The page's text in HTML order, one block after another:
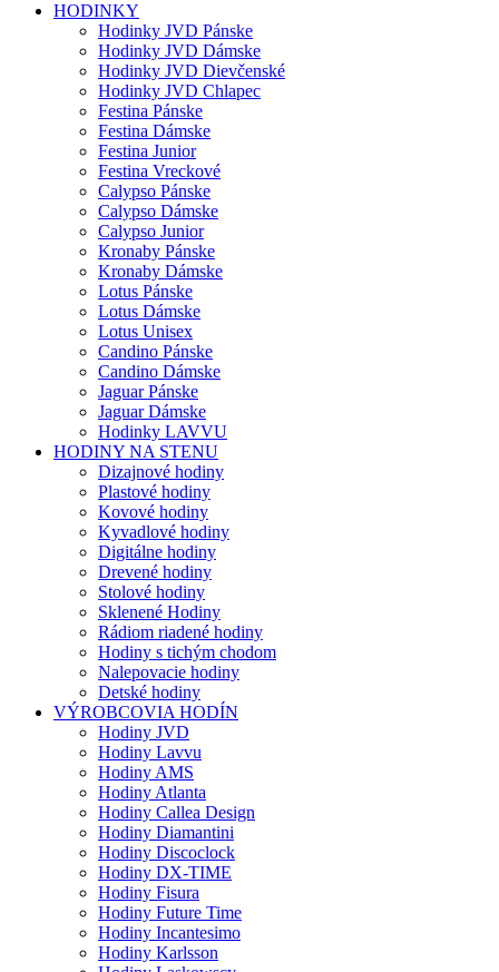
HODINKY
Hodinky JVD Pánske
Hodinky JVD Dámske
Hodinky JVD Dievčenské
Hodinky JVD Chlapec
Festina Pánske
Festina Dámske
Festina Junior
Festina Vreckové
Calypso Pánske
Calypso Dámske
Calypso Junior
Kronaby Pánske
Kronaby Dámske
Lotus Pánske
Lotus Dámske
Lotus Unisex
Candino Pánske
Candino Dámske
Jaguar Pánske
Jaguar Dámske
Hodinky LAVVU
HODINY NA STENU
Dizajnové hodiny
Plastové hodiny
Kovové hodiny
Kyvadlové hodiny
Digitálne hodiny
Drevené hodiny
Stolové hodiny
Sklenené Hodiny
Rádiom riadené hodiny
Hodiny s tichým chodom
Nalepovacie hodiny
Detské hodiny
VÝROBCOVIA HODÍN
Hodiny JVD
Hodiny Lavvu
Hodiny AMS
Hodiny Atlanta
Hodiny Callea Design
Hodiny Diamantini
Hodiny Discoclock
Hodiny DX-TIME
Hodiny Fisura
Hodiny Future Time
Hodiny Incantesimo
Hodiny Karlsson